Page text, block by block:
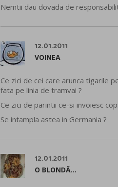
Nemtii dau dovada de
12.01.2011
VOINEA
Ce zici de cei care arunca tigarile
fata pe linia de tramvai ?
Ce zici de parintii ce-si invoiesc
Se intampla astea in Germania ?
12.01.2011
O BLONDĂ...